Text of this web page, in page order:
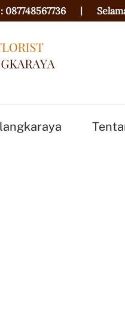
| Selamat Datang |